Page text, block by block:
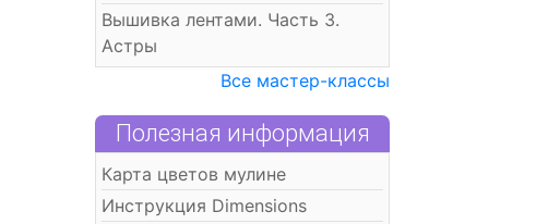
Вышивка лентами. Часть 3.
Астры
Все мастер-классы
Полезная информация
Карта цветов мулине
Инструкция Dimensions